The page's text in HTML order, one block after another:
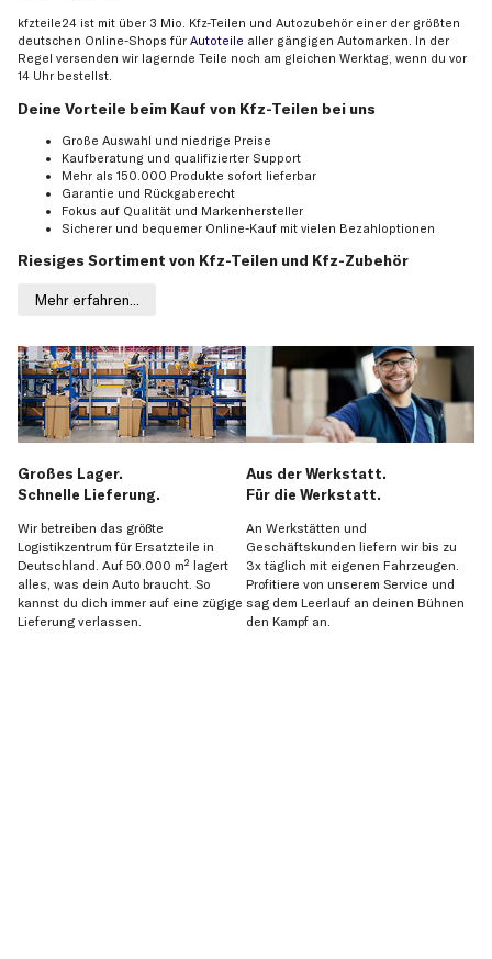
kfzteile24 ist mit über 3 Mio. Kfz-Teilen und Autozubehör einer der größten
deutschen Online-Shops für Autoteile aller gängigen Automarken. In der
Regel versenden wir lagernde Teile noch am gleichen Werktag, wenn du vor
14 Uhr bestellst.
Deine Vorteile beim Kauf von Kfz-Teilen bei uns
Große Auswahl und niedrige Preise
Kaufberatung und qualifizierter Support
Mehr als 150.000 Produkte sofort lieferbar
Garantie und Rückgaberecht
Fokus auf Qualität und Markenhersteller
Sicherer und bequemer Online-Kauf mit vielen Bezahloptionen
Riesiges Sortiment von Kfz-Teilen und Kfz-Zubehör
Mehr erfahren...
Großes Lager.
Schnelle Lieferung.
Wir betreiben das größte
Logistikzentrum für Ersatzteile in
Deutschland. Auf 50.000 m² lagert
alles, was dein Auto braucht. So
kannst du dich immer auf eine zügige
Lieferung verlassen.
Aus der Werkstatt.
Für die Werkstatt.
An Werkstätten und
Geschäftskunden liefern wir bis zu
3x täglich mit eigenen Fahrzeugen.
Profitiere von unserem Service und
sag dem Leerlauf an deinen Bühnen
den Kampf an.